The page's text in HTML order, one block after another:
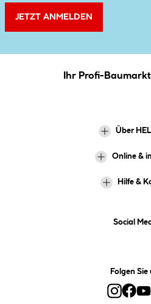
JETZT ANMELDEN
Ihr Profi-
Über
Online &
Hilfe &
Social
Folgen Sie